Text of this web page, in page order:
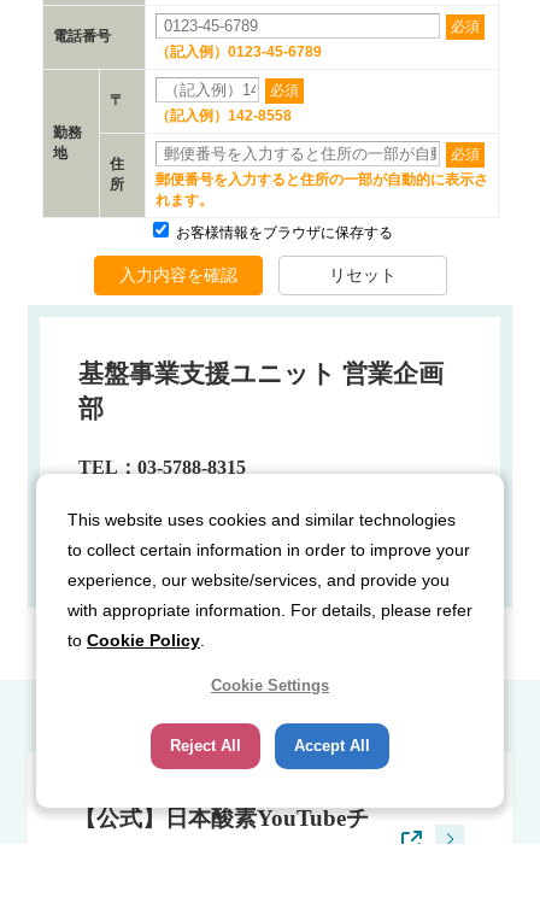
基盤事業支援ユニット 営業企画
部
TEL：03-5788-8315
お問い合わせはこちら
【公式】日本酸素YouTubeチ
This website uses cookies and similar technologies
to collect certain information in order to improve your
experience, our website/services, and provide you
with appropriate information. For details, please refer
to Cookie Policy
Cookie Settings
Reject All Accept All